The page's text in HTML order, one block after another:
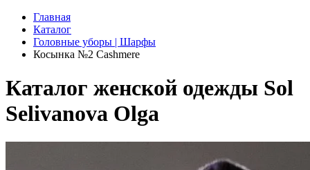
Главная
Каталог
Головные уборы | Шарфы
Косынка №2 Cashmere
Каталог женской одежды Sol
Selivanova Olga